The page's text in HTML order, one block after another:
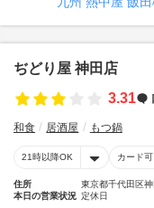
ぢどり屋 神田店
3.31
和食 居酒屋 もつ鍋
21時以降OK カード可
住所
東京都千代田区
本日の営業状況 定休日